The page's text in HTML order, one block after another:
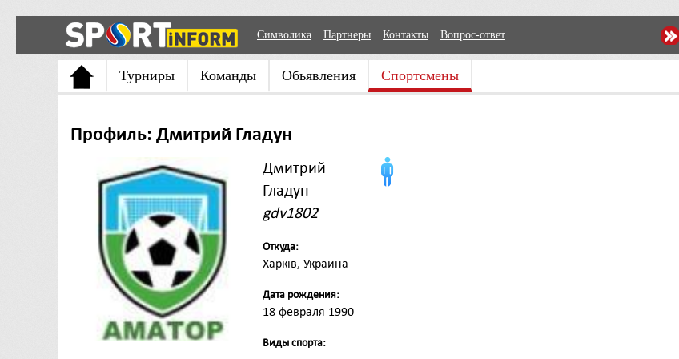
Символика Партнеры Контакты Вопрос-ответ
Турниры Команды Обьявления Спортсмены
Профиль: Дмитрий Гладун
Дмитрий
Гладун
gdv1802
Откуда:
Харків, Украина
Дата рождения:
18 февраля 1990
Виды спорта: